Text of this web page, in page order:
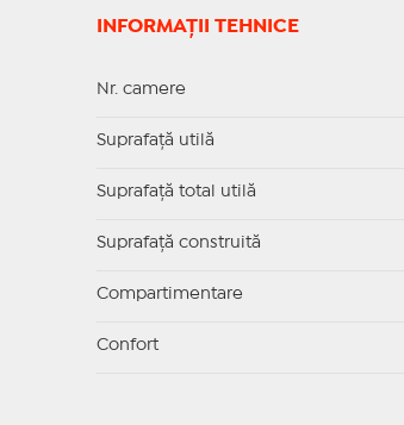
INFORMAȚII TEHNICE
Nr. camere
Suprafaţă utilă
Suprafaţă total utilă
Suprafaţă construită
Compartimentare
Confort